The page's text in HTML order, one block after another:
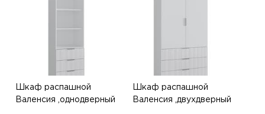
Шкаф распашной
Валенсия ,однодверный
Шкаф распашной
Валенсия ,двухдверный